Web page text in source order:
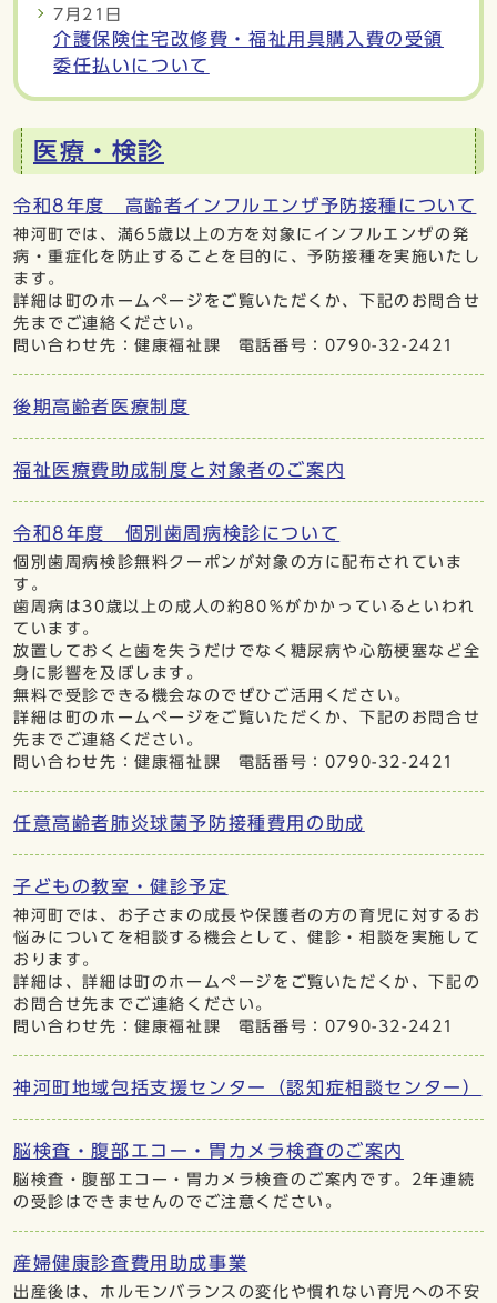
7月21日
介護保険住宅改修費・福祉用具購入費の受領
委任払いについて
医療・検診
令和8年度 高齢者インフルエンザ予防接種について
神河町では、満65歳以上の方を対象にインフルエンザの発
病・重症化を防止することを目的に、予防接種を実施いたし
ます。
詳細は町のホームぺージをご覧いただくか、下記のお問合せ
先までご連絡ください。
問い合わせ先：健康福祉課 電話番号：0790-32-2421
後期高齢者医療制度
福祉医療費助成制度と対象者のご案内
令和8年度 個別歯周病検診について
個別歯周病検診無料クーポンが対象の方に配布されていま
す。
歯周病は30歳以上の成人の約80％がかかっているといわれ
ています。
放置しておくと歯を失うだけでなく糖尿病や心筋梗塞など全
身に影響を及ぼします。
無料で受診できる機会なのでぜひご活用ください。
詳細は町のホームぺージをご覧いただくか、下記のお問合せ
先までご連絡ください。
問い合わせ先：健康福祉課 電話番号：0790-32-2421
任意高齢者肺炎球菌予防接種費用の助成
子どもの教室・健診予定
神河町では、お子さまの成長や保護者の方の育児に対するお
悩みについてを相談する機会として、健診・相談を実施して
おります。
詳細は、詳細は町のホームぺージをご覧いただくか、下記の
お問合せ先までご連絡ください。
問い合わせ先：健康福祉課 電話番号：0790-32-2421
神河町地域包括支援センター（認知症相談センター）
脳検査・腹部エコー・胃カメラ検査のご案内
脳検査・腹部エコー・胃カメラ検査のご案内です。2年連続
の受診はできませんのでご注意ください。
産婦健康診査費用助成事業
出産後は、ホルモンバランスの変化や慣れない育児への不安